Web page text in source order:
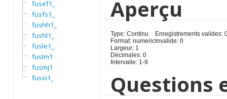
fusef1_
fusfs1_
fushh1_
fushl1_
fusle1_
fuslm1
fusmj1
fusvi1_
Aperçu
Type: Continu
Format: numeric
Largeur: 1
Décimales: 0
Intervalle: 1-9
Enregistrements valides:
Invalide: 0
Questions